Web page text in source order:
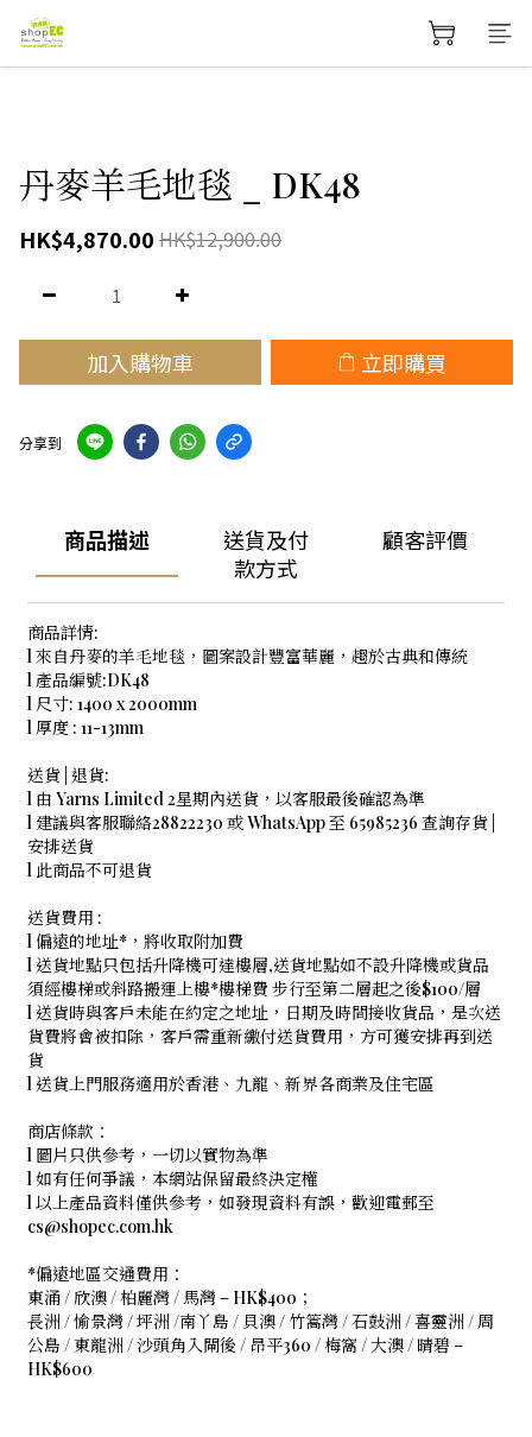
丹麥羊毛地毯 _ DK48
HK$4,870.00 HK$12,900.00
加入購物車 立即購買
分享到
商品描述
送貨及付
款方式
顧客評價
商品詳情:
l 來自丹麥的羊毛地毯，圖案設計豐富華麗，趨於古典和傳統
l 產品編號:DK48
l 尺寸: 1400 x 2000mm
l 厚度 : 11-13mm
送貨 | 退貨:
l 由 Yarns Limited 2星期內送貨，以客服最後確認為準
l 建議與客服聯絡28822230 或 WhatsApp 至 65985236 查詢存貨 |
安排送貨
l 此商品不可退貨
送貨費用 :
l 偏遠的地址*，將收取附加費
l 送貨地點只包括升降機可達樓層,送貨地點如不設升降機或貨品
須經樓梯或斜路搬運上樓*樓梯費 步行至第二層起之後$100/層
l 送貨時與客戶未能在約定之地址，日期及時間接收貨品，是次送
貨費將會被扣除，客戶需重新繳付送貨費用，方可獲安排再到送
貨
l 送貨上門服務適用於香港、九龍、新界各商業及住宅區
商店條款：
l 圖片只供參考，一切以實物為準
l 如有任何爭議，本網站保留最終決定權
l 以上產品資料僅供參考，如發現資料有誤，歡迎電郵至
cs@shopec.com.hk
*偏遠地區交通費用：
東涌 / 欣澳 / 柏麗灣 / 馬灣 – HK$400；
長洲 / 愉景灣 / 坪洲 /南丫島 / 貝澳 / 竹篙灣 / 石鼓洲 / 喜靈洲 / 周
公島 / 東龍洲 / 沙頭角入閘後 / 昂平360 / 梅窩 / 大澳 / 晴碧 –
HK$600